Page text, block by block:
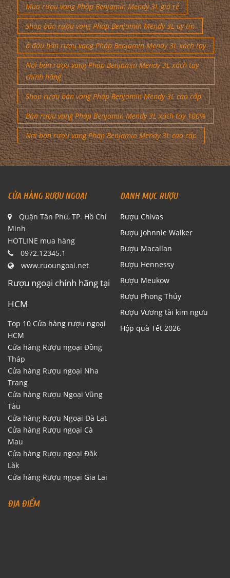
Mua rượu vang Pháp Benjamin Mendy 3L giá rẻ
Shop bán rượu vang Pháp Benjamin Mendy 3L uy tín
ở đâu bán rượu vang Pháp Benjamin Mendy 3L xách tay
Nơi bán rượu vang Pháp Benjamin Mendy 3L xách tay
chính hãng
Shop rượu bán vang Pháp Benjamin Mendy 3L cao cấp
Bán rượu vang Pháp Benjamin Mendy 3L xách tay 100%
Nơi bán rượu vang Pháp Benjamin Mendy 3L cao cấp
Quận Tân Phú, TP. Hồ Chí
Minh
HOTLINE mua hàng
0972.12345.1
www.ruoungoai.net
Top 10 Cửa hàng rượu ngoại
HCM
Cửa hàng Rượu ngoại Đồng
Tháp
Cửa hàng Rượu ngoại Nha
Trang
Cửa hàng Rượu Ngoại Vũng
Tàu
Cửa hàng Rượu Ngoại Đà Lạt
Cửa hàng Rượu ngoại Cà
Mau
Cửa hàng Rượu ngoại Đăk
Lăk
Rượu Chivas
Rượu Johnnie Walker
Rượu Macallan
Rượu Hennessy
Rượu Meukow
Rượu Phong Thủy
Rượu Vương tài kim ngưu